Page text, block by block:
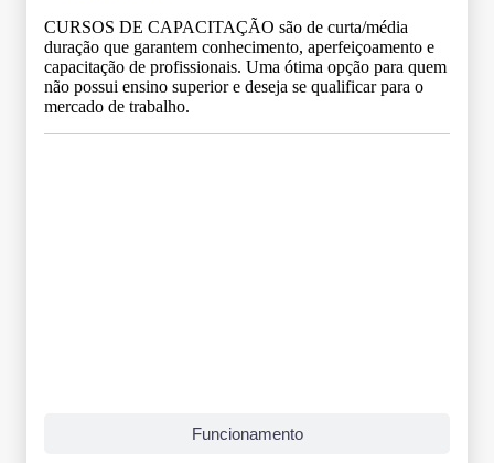
CURSOS DE CAPACITAÇÃO são de curta/média
duração que garantem conhecimento, aperfeiçoamento e
capacitação de profissionais. Uma ótima opção para quem
não possui ensino superior e deseja se qualificar para o
mercado de trabalho.
Funcionamento